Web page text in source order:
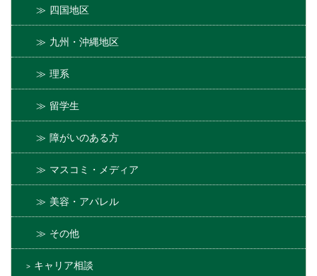
四国地区
九州・沖縄地区
理系
留学生
障がいのある方
マスコミ・メディア
美容・アパレル
その他
キャリア相談